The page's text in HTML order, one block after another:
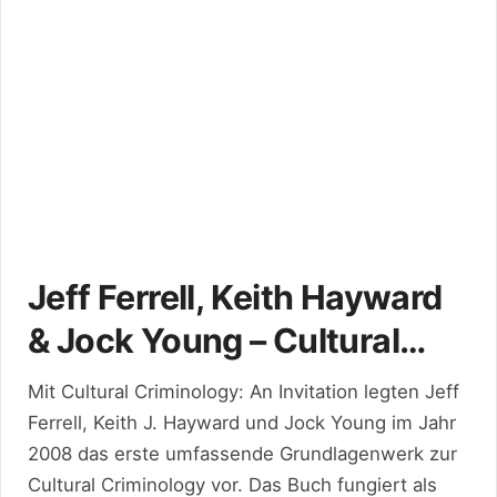
Jeff Ferrell, Keith Hayward
& Jock Young – Cultural
Criminology: An Invitation
(2008)
Mit Cultural Criminology: An Invitation legten Jeff
Ferrell, Keith J. Hayward und Jock Young im Jahr
2008 das erste umfassende Grundlagenwerk zur
Cultural Criminology vor. Das Buch fungiert als